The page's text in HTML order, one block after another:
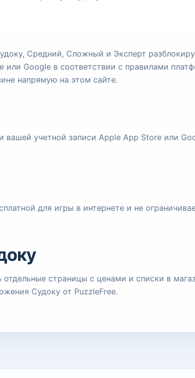
Средний, Сложный и Эксперт
или Google в соответствии с правилами
напрямую на этом сайте.
учетной записи Apple App Store или
для игры в интернете и не
страницы с ценами и списки в
Судоку от PuzzleFree.